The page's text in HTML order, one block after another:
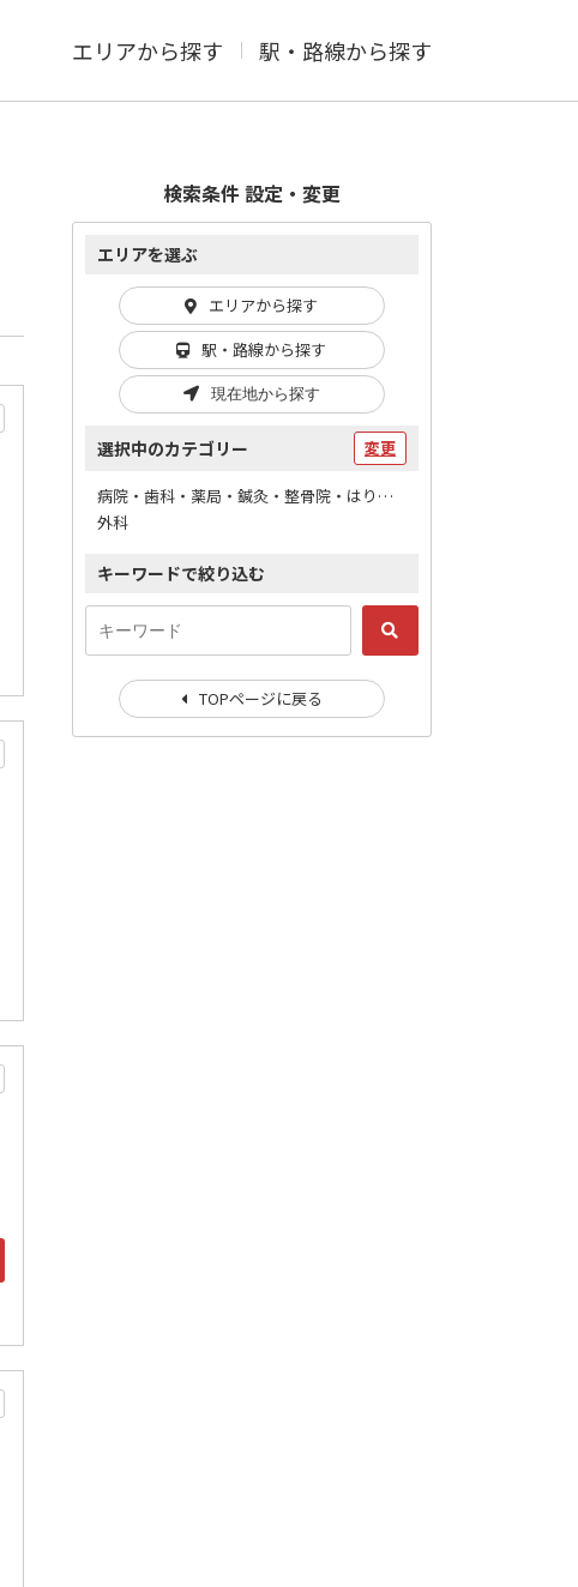
エリアから探す 駅・路線から探す
検索条件 設定・変更
エリアを選ぶ
エリアから探す
駅・路線から探す
現在地から探す
選択中のカテゴリー 変更
病院・歯科・薬局・鍼灸・整骨院・はりマッサージ / 病院
外科
キーワードで絞り込む
TOPページに戻る